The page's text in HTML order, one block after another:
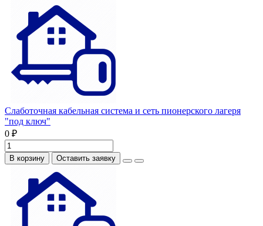
Слаботочная кабельная система и сеть пионерского лагеря
"под ключ"
0 ₽
В корзину Оставить заявку